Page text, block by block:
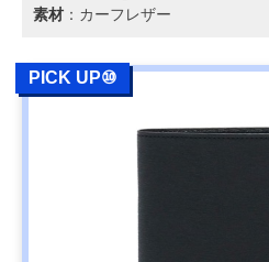
素材 ：カーフレザー
PICK UP⑩